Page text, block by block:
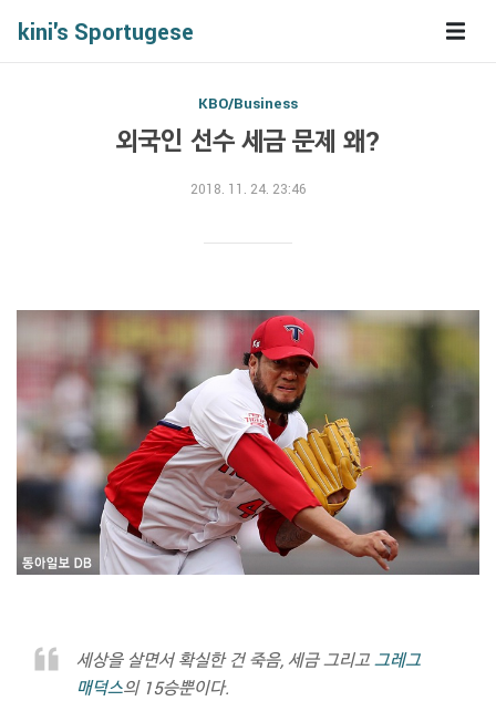
kini's Sportugese
KBO/Business
외국인 선수 세금 문제 왜?
2018. 11. 24. 23:46
세상을 살면서 확실한 건 죽음, 세금 그리고그레그
매덕스의 15승뿐이다.